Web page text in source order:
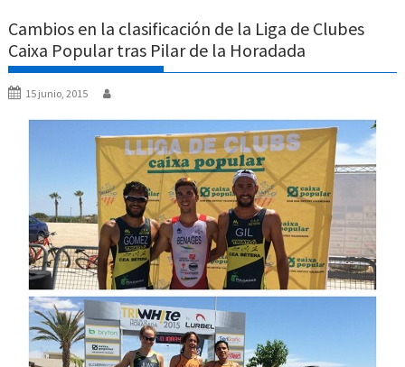
Cambios en la clasificación de la Liga de Clubes
Caixa Popular tras Pilar de la Horadada
15 junio, 2015